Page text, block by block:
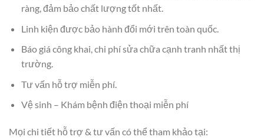
ràng, đảm bảo chất lượng tốt nhất.
Linh kiện được bảo hành đổi mới trên toàn quốc.
Báo giá công khai, chi phí sửa chữa cạnh tranh nhất thị
trường.
Tư vấn hỗ trợ miễn phí.
Vệ sinh – Khám bệnh điện thoại miễn phí
Mọi chi tiết hỗ trợ & tư vấn có thể tham khảo tại: